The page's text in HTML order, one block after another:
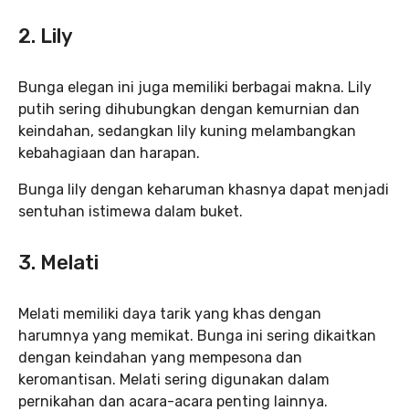
2. Lily
Bunga elegan ini juga memiliki berbagai makna. Lily
putih sering dihubungkan dengan kemurnian dan
keindahan, sedangkan lily kuning melambangkan
kebahagiaan dan harapan.
Bunga lily dengan keharuman khasnya dapat menjadi
sentuhan istimewa dalam buket.
3. Melati
Melati memiliki daya tarik yang khas dengan
harumnya yang memikat. Bunga ini sering dikaitkan
dengan keindahan yang mempesona dan
keromantisan. Melati sering digunakan dalam
pernikahan dan acara-acara penting lainnya.